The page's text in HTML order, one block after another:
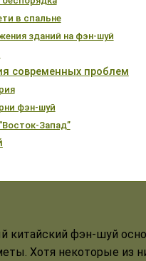
в спальне
зданий на фэн-шуй
современных проблем
фэн-шуй
Запад”
китайский фэн-шуй
Хотя некоторые из